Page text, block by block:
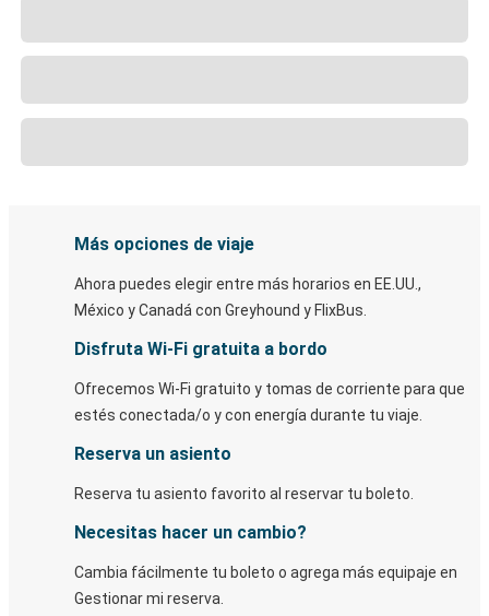
Más opciones de viaje
Ahora puedes elegir entre más horarios en EE.UU.,
México y Canadá con Greyhound y FlixBus.
Disfruta Wi-Fi gratuita a bordo
Ofrecemos Wi-Fi gratuito y tomas de corriente para que
estés conectada/o y con energía durante tu viaje.
Reserva un asiento
Reserva tu asiento favorito al reservar tu boleto.
Necesitas hacer un cambio?
Cambia fácilmente tu boleto o agrega más equipaje en
Gestionar mi reserva.